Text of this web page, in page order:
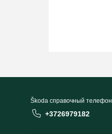
Škoda cправочный телефон
+3726979182